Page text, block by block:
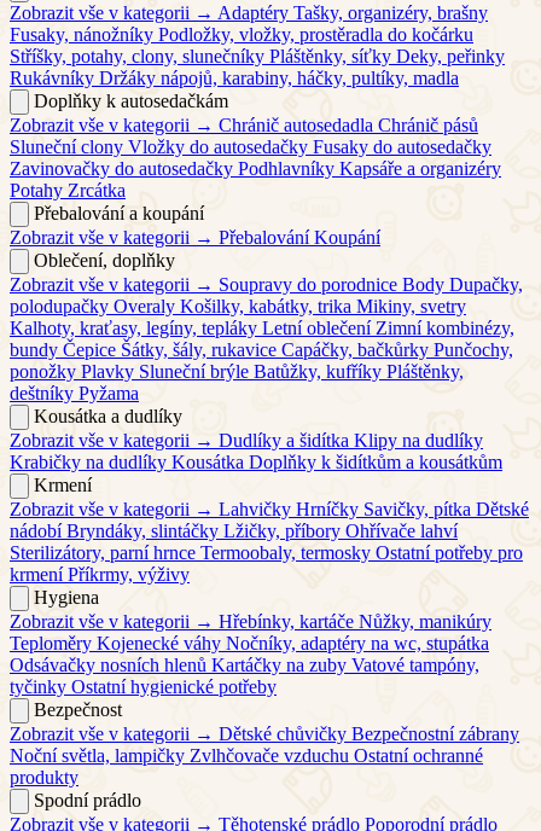
Zobrazit vše v kategorii → Adaptéry Tašky, organizéry, brašny
Fusaky, nánožníky Podložky, vložky, prostěradla do kočárku
Stříšky, potahy, clony, slunečníky Pláštěnky, síťky Deky, peřinky
Rukávníky Držáky nápojů, karabiny, háčky, pultíky, madla
Doplňky k autosedačkám
Zobrazit vše v kategorii → Chránič autosedadla Chránič pásů
Sluneční clony Vložky do autosedačky Fusaky do autosedačky
Zavinovačky do autosedačky Podhlavníky Kapsáře a organizéry
Potahy Zrcátka
Přebalování a koupání
Zobrazit vše v kategorii → Přebalování Koupání
Oblečení, doplňky
Zobrazit vše v kategorii → Soupravy do porodnice Body Dupačky,
polodupačky Overaly Košilky, kabátky, trika Mikiny, svetry
Kalhoty, kraťasy, legíny, tepláky Letní oblečení Zimní kombinézy,
bundy Čepice Šátky, šály, rukavice Capáčky, bačkůrky Punčochy,
ponožky Plavky Sluneční brýle Batůžky, kufříky Pláštěnky,
deštníky Pyžama
Kousátka a dudlíky
Zobrazit vše v kategorii → Dudlíky a šidítka Klipy na dudlíky
Krabičky na dudlíky Kousátka Doplňky k šidítkům a kousátkům
Krmení
Zobrazit vše v kategorii → Lahvičky Hrníčky Savičky, pítka Dětské
nádobí Bryndáky, slintáčky Lžičky, příbory Ohřívače lahví
Sterilizátory, parní hrnce Termoobaly, termosky Ostatní potřeby pro
krmení Příkrmy, výživy
Hygiena
Zobrazit vše v kategorii → Hřebínky, kartáče Nůžky, manikúry
Teploměry Kojenecké váhy Nočníky, adaptéry na wc, stupátka
Odsávačky nosních hlenů Kartáčky na zuby Vatové tampóny,
tyčinky Ostatní hygienické potřeby
Bezpečnost
Zobrazit vše v kategorii → Dětské chůvičky Bezpečnostní zábrany
Noční světla, lampičky Zvlhčovače vzduchu Ostatní ochranné
produkty
Spodní prádlo
Zobrazit vše v kategorii → Těhotenské prádlo Poporodní prádlo